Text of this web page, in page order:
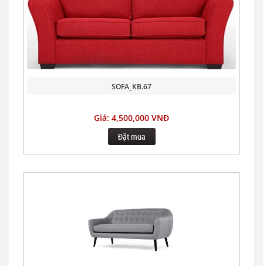
SOFA_KB.67
Giá: 4,500,000 VNĐ
Đặt mua